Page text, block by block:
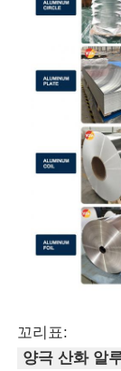
꼬리표:
양극 산화 알